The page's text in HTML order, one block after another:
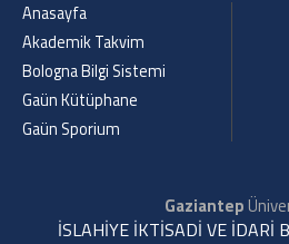
Anasayfa
Akademik Takvim
Bologna Bilgi Sistemi
Gaün Kütüphane
Gaün Sporium
Gaziantep
İSLAHİYE İKTİSADİ VE İDARİ